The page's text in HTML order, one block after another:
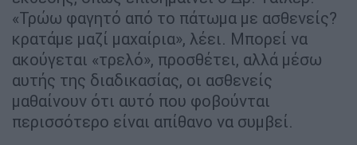
«Τρώω φαγητό από το πάτωμα με ασθενείς?
κρατάμε μαζί μαχαίρια», λέει. Μπορεί να
ακούγεται «τρελό», προσθέτει, αλλά μέσω
αυτής της διαδικασίας, οι ασθενείς
μαθαίνουν ότι αυτό που φοβούνται
περισσότερο είναι απίθανο να συμβεί.